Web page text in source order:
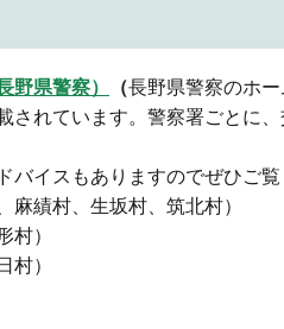
野県警察） （長野県警察のホー
されています。警察署ごとに
バイスもありますのでぜひご覧
麻績村、生坂村、筑北村）
村）
村）